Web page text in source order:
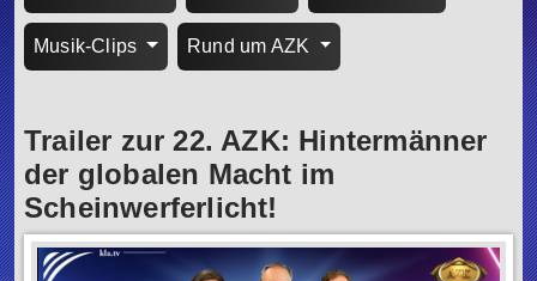
Musik-Clips Rund um AZK
Trailer zur 22. AZK: Hintermänner
der globalen Macht im
Scheinwerferlicht!